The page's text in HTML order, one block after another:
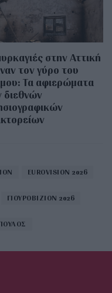
στην Αττική
τον γύρο του
Τα αφιερώματα
διεθνών
EUROVISION 2026
ΓΙΟΥΡΟΒΙΖΙΟΝ 2026